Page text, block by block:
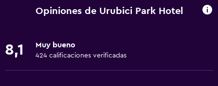
Ropa de cama
Opiniones de Urubici Park Hotel
8,1 Muy bueno
424 calificaciones verificadas